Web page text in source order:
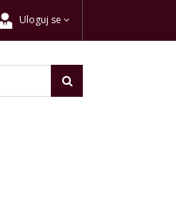
Uloguj se